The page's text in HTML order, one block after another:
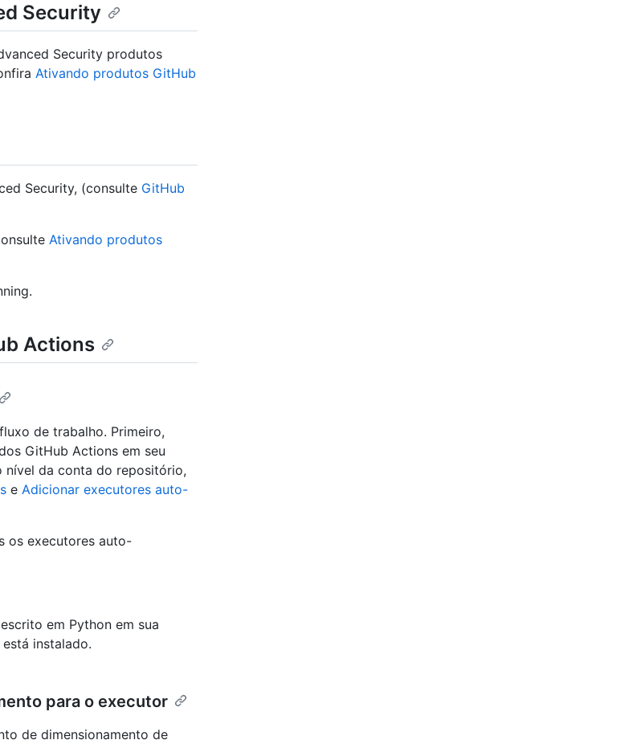
Security
Security produtos
Ativando produtos GitHub
Security, (consulte GitHub
Ativando produtos
Actions
de trabalho. Primeiro,
GitHub Actions em seu
nível da conta do repositório,
e Adicionar executores auto-
os executores auto-
em Python em sua
instalado.
para o executor
de dimensionamento de